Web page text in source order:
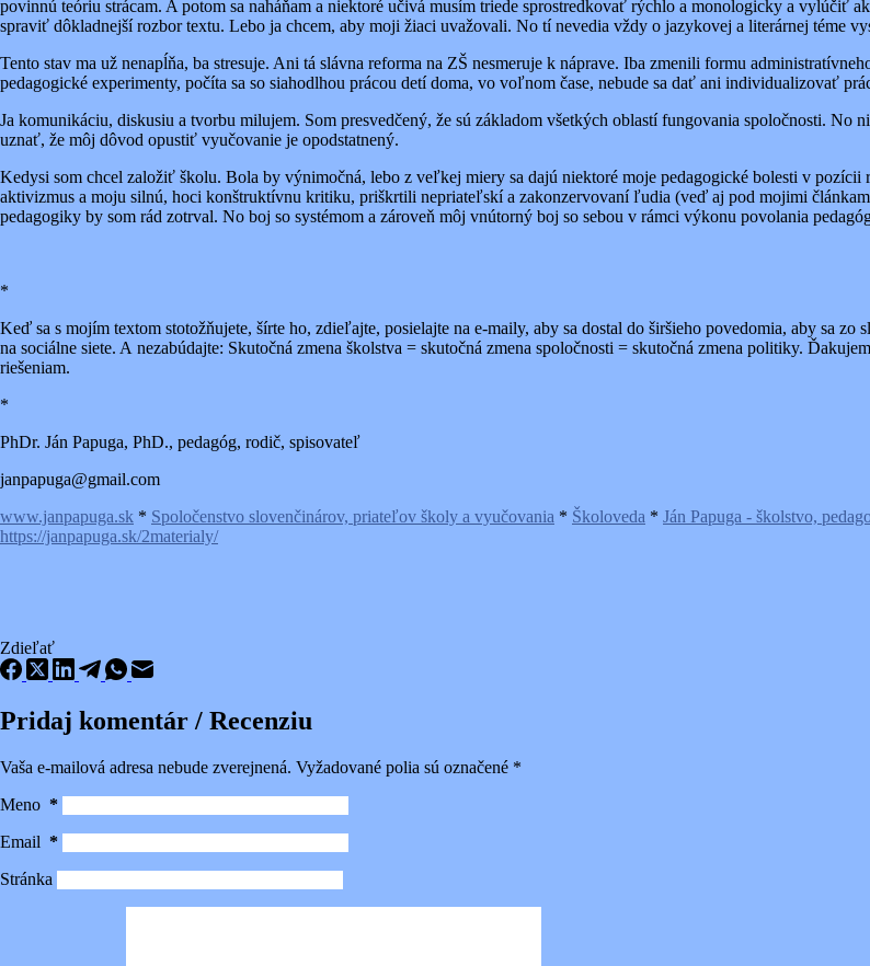
povinnú teóriu strácam. A potom sa naháňam a niektoré učivá musím triede sprostredkovať rýchlo a monologicky a
spraviť dôkladnejší rozbor textu. Lebo ja chcem, aby moji žiaci uvažovali. No tí nevedia vždy o jazykovej a literárnej téme
Tento stav ma už nenapĺňa, ba stresuje. Ani tá slávna reforma na ZŠ nesmeruje k náprave. Iba zmenili formu
pedagogické experimenty, počíta sa so siahodlhou prácou detí doma, vo voľnom čase, nebude sa dať ani individualizovať
Ja komunikáciu, diskusiu a tvorbu milujem. Som presvedčený, že sú základom všetkých oblastí fungovania spoločnosti. No
uznať, že môj dôvod opustiť vyučovanie je opodstatnený.
Kedysi som chcel založiť školu. Bola by výnimočná, lebo z veľkej miery sa dajú niektoré moje pedagogické bolesti v
aktivizmus a moju silnú, hoci konštruktívnu kritiku, priškrtili nepriateľskí a zakonzervovaní ľudia (veď aj pod mojimi
pedagogiky by som rád zotrval. No boj so systémom a zároveň môj vnútorný boj so sebou v rámci výkonu povolania
*
Keď sa s mojím textom stotožňujete, šírte ho, zdieľajte, posielajte na e-maily, aby sa dostal do širšieho povedomia, aby sa
na sociálne siete. A nezabúdajte: Skutočná zmena školstva = skutočná zmena spoločnosti = skutočná zmena politiky.
riešeniam.
*
PhDr. Ján Papuga, PhD., pedagóg, rodič, spisovateľ
janpapuga@gmail.com
www.janpapuga.sk * Spoločenstvo slovenčinárov, priateľov školy a vyučovania * Školoveda * Ján Papuga - školstvo,
https://janpapuga.sk/2materialy/
Zdieľať
Pridaj komentár / Recenziu
Vaša e-mailová adresa nebude zverejnená. Vyžadované polia sú označené *
Meno *
Email *
Stránka